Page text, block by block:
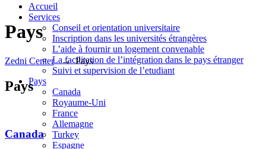
Accueil
Services
Conseil et orientation universitaire
Inscription dans les universités étrangères
L’aide à fournir un logement convenable
La facilitation de l’intégration dans le pays étranger
Suivi et supervision de l’etudiant
Pays
Canada
Royaume-Uni
France
Allemagne
Turkey
Espagne
Pays
Zedni Center →Pays
Pays
Canada